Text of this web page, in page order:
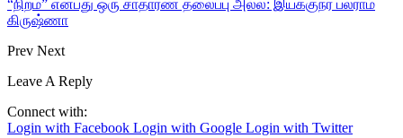
“நிறம்” என்பது ஒரு சாதாரண தலைப்பு அல்ல: இயக்குநர் பலராம்
கிருஷ்ணா
Prev Next
Leave A Reply
Connect with:
Login with Facebook Login with Google Login with Twitter